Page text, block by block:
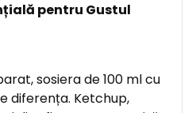
pentru Gustul
sosiera de 100 ml cu
diferența. Ketchup,